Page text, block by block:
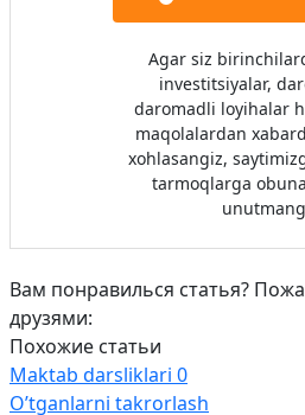
Agar siz
investitsiyalar,
daromadli loyihalar
maqolalardan
xohlasangiz,
tarmoqlarga
Вам понравилься статья?
друзями:
Похожие статьи
Maktab darsliklari 0
O’tganlarni takrorlash